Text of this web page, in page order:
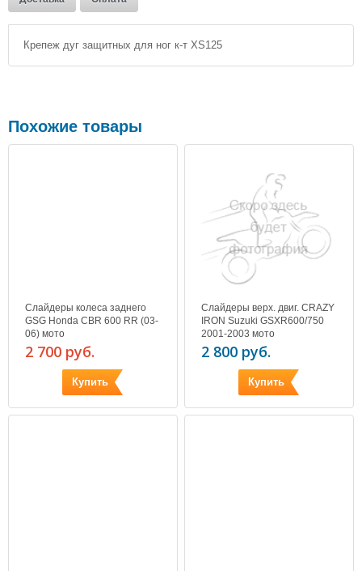
Крепеж дуг защитных для ног к-т XS125
Похожие товары
Слайдеры колеса заднего
GSG Honda CBR 600 RR (03-
06) мото
2 700 руб.
Купить
Слайдеры верх. двиг. CRAZY
IRON Suzuki GSXR600/750
2001-2003 мото
2 800 руб.
Купить